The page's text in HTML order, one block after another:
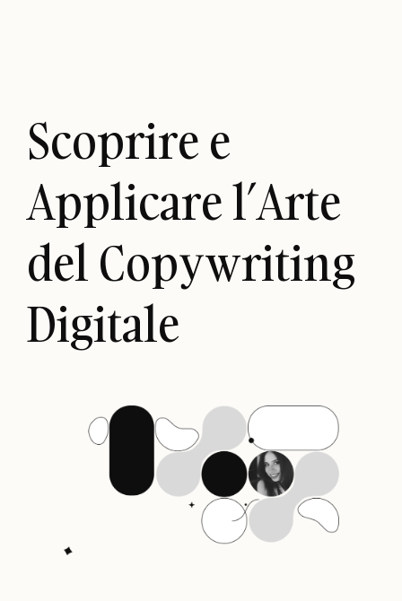
Scoprire e
Applicare l’Arte
del Copywriting
Digitale